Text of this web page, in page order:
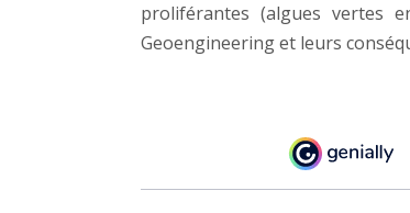
proliférantes (algues vertes
Geoengineering et leurs